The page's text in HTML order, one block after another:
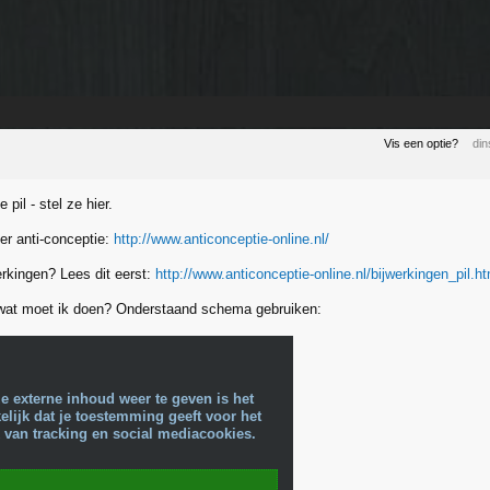
Vis een optie?
pil - stel ze hier.
anti-conceptie: http://www.anticonceptie-online.nl/
Lees dit eerst: http://www.anticonceptie-online.nl/
moet ik doen? Onderstaand schema gebruiken:
externe inhoud weer te geven is het
dat je toestemming geeft voor het
tracking en social mediacookies.